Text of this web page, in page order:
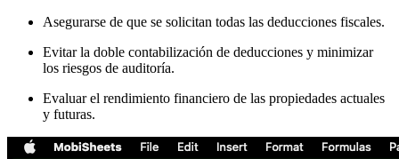
Asegurarse de que se solicitan todas las deducciones fiscales.
Evitar la doble contabilización de deducciones y minimizar
los riesgos de auditoría.
Evaluar el rendimiento financiero de las propiedades actuales
y futuras.